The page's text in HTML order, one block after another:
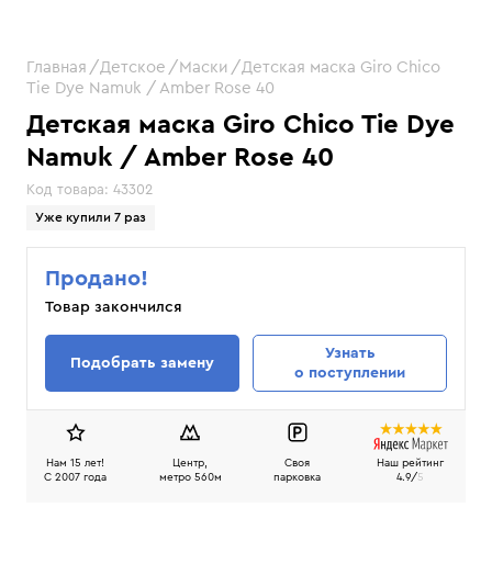
Детская маска Giro Chico Tie Dye
Namuk / Amber Rose 40
Код товара: 43302
Уже купили 7 раз
Главная Детское Маски
Детская маска Giro Chico
Tie Dye Namuk / Amber Rose 40
Продано!
Товар закончился
Подобрать замену
Узнать
о поступлении
Нам 15 лет!
C 2007 года
Центр,
метро 560м
Своя
парковка
Наш рейтинг
4.9/5